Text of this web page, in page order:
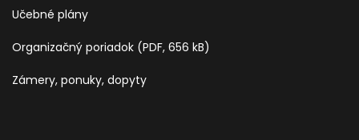
Učebné plány
Organizačný poriadok (PDF, 656 kB)
Zámery, ponuky, dopyty